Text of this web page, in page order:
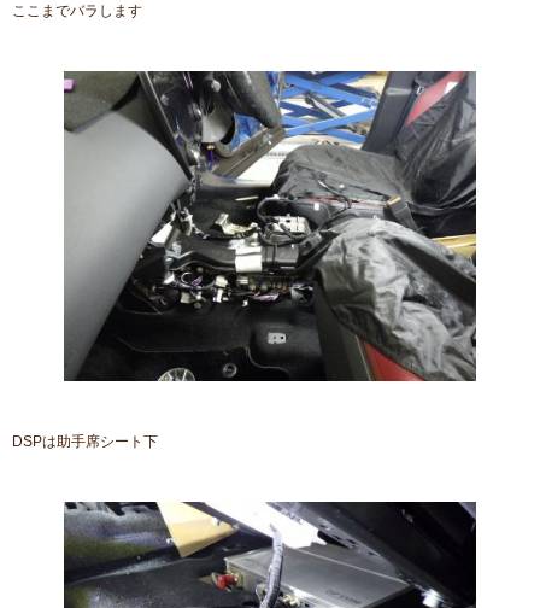
ここまでバラします
DSPは助手席シート下